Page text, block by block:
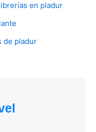
en pladur
de pladur